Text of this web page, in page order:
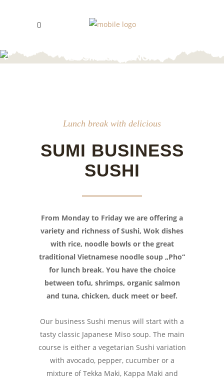
BUSINESS LUNCH
Lunch break with delicious
SUMI BUSINESS
SUSHI
From Monday to Friday we are offering a
variety and richness of Sushi, Wok dishes
with rice, noodle bowls or the great
traditional Vietnamese noodle soup „Pho“
for lunch break. You have the choice
between tofu, shrimps, organic salmon
and tuna, chicken, duck meet or beef.
Our business Sushi menus will start with a
tasty classic Japanese Miso soup. The main
course is either a vegetarian Sushi variation
with avocado, pepper, cucumber or a
mixture of Tekka Maki, Kappa Maki and